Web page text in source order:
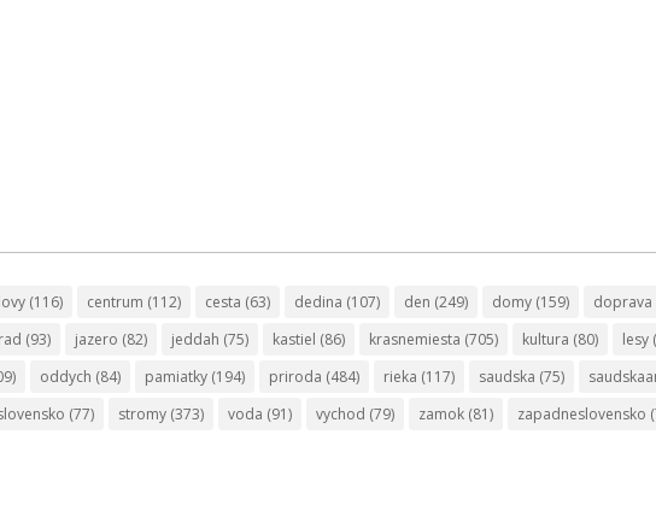
(116) centrum (112) cesta (63) dedina (107) den (249) domy (159) doprava
(93) jazero (82) jeddah (75) kastiel (86) krasnemiesta (705) kultura (80) lesy
oddych (84) pamiatky (194) priroda (484) rieka (117) saudska (75)
(77) stromy (373) voda (91) vychod (79) zamok (81) zapadneslovensko